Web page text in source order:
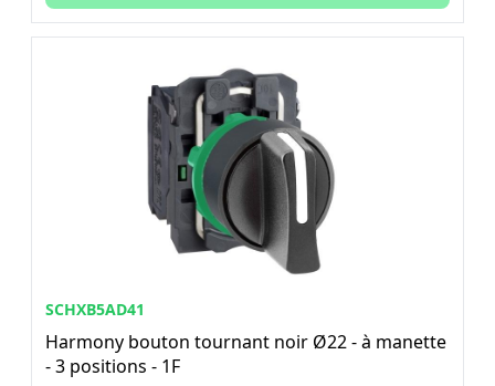
SCHXB5AD41
Harmony bouton tournant noir Ø22 - à manette
- 3 positions - 1F